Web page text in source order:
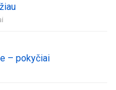
– pokyčiai